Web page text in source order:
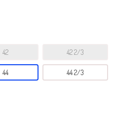
42 42 2/3
44 44 2/3